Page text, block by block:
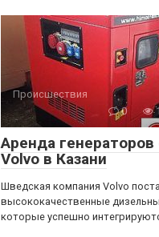
Происшествия
0
Аренда
Volvo в Казани
Шведская компания Volvo
высококачественные
которые успешно